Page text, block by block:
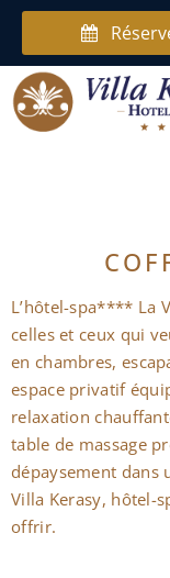
L’hôtel-spa**** La
celles et ceux qui
en chambres,
espace privatif
relaxation
table de massage
dépaysement dans
Villa Kerasy, hôtel-
offrir.